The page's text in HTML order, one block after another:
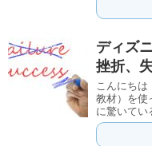
ディズ
挫折、
こんにち
教材）を使
に驚いてい